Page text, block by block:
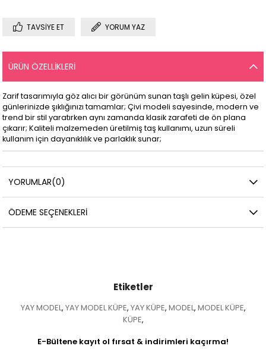
TAVSIYE ET YORUM YAZ
ÜRÜN ÖZELLIKLERI
Zarif tasarımıyla göz alıcı bir görünüm sunan taşlı gelin küpesi, özel
günlerinizde şıklığınızı tamamlar; Çivi modeli sayesinde, modern ve
trend bir stil yaratırken aynı zamanda klasik zarafeti de ön plana
çıkarır; Kaliteli malzemeden üretilmiş taş kullanımı, uzun süreli
kullanım için dayanıklılık ve parlaklık sunar;
YORUMLAR(0)
ÖDEME SEÇENEKLERI
Etiketler
YAY MODEL, YAY MODEL KÜPE, YAY KÜPE, MODEL, MODEL KÜPE,
KÜPE,
E-Bültene kayıt ol fırsat & indirimleri kaçırma!